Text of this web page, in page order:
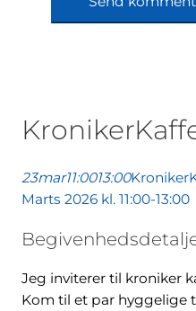
23mar11:0013:00
Marts 2026 kl. 11:00-13:00
Jeg inviterer til kroniker
Kom til et par hyggelige